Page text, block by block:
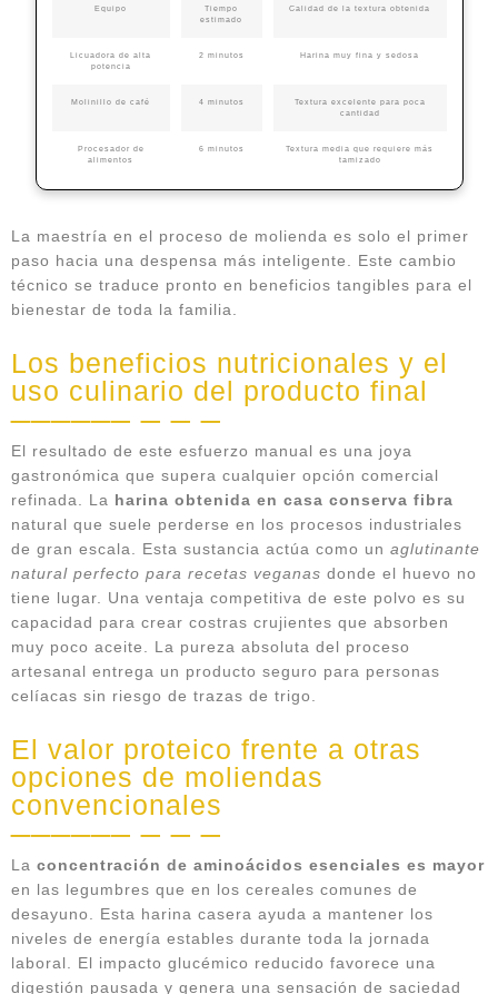
Equipo
Tiempo
estimado
Calidad de la textura obtenida
Licuadora de alta
potencia
2 minutos Harina muy fina y sedosa
Molinillo de café 4 minutos
Textura excelente para poca
cantidad
Procesador de
alimentos
6 minutos
Textura media que requiere más
tamizado
La maestría en el proceso de molienda es solo el primer
paso hacia una despensa más inteligente. Este cambio
técnico se traduce pronto en beneficios tangibles para el
bienestar de toda la familia.
Los beneficios nutricionales y el
uso culinario del producto final
El resultado de este esfuerzo manual es una joya
gastronómica que supera cualquier opción comercial
refinada. La harina obtenida en casa conserva fibra
natural que suele perderse en los procesos industriales
de gran escala. Esta sustancia actúa como un aglutinante
natural perfecto para recetas veganas donde el huevo no
tiene lugar. Una ventaja competitiva de este polvo es su
capacidad para crear costras crujientes que absorben
muy poco aceite. La pureza absoluta del proceso
artesanal entrega un producto seguro para personas
celíacas sin riesgo de trazas de trigo.
El valor proteico frente a otras
opciones de moliendas
convencionales
La concentración de aminoácidos esenciales es mayor
en las legumbres que en los cereales comunes de
desayuno. Esta harina casera ayuda a mantener los
niveles de energía estables durante toda la jornada
laboral. El impacto glucémico reducido favorece una
digestión pausada y genera una sensación de saciedad